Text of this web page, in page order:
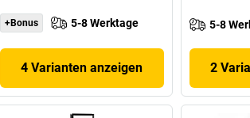
+Bonus 5-8 Werktage
4 Varianten anzeigen
5-8
2